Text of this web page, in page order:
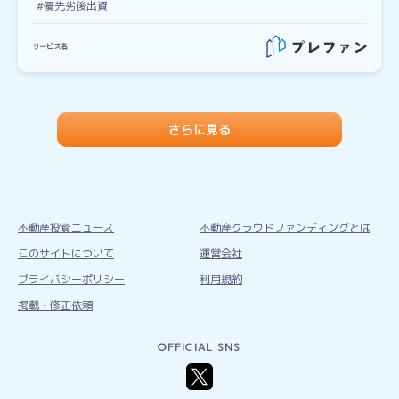
#優先劣後出資
サービス名
さらに見る
不動産投資ニュース
不動産クラウドファンディングとは
このサイトについて
運営会社
プライバシーポリシー
利用規約
掲載・修正依頼
OFFICIAL SNS